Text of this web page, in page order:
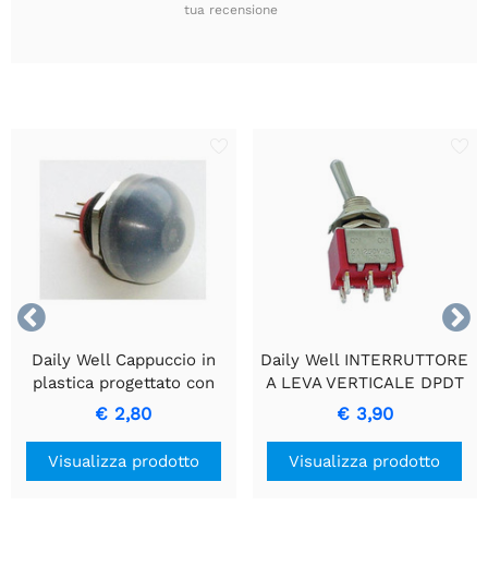
tua recensione


Daily Well Cappuccio in
plastica progettato con
precisione per interruttori
a pulsante in miniatura.
€ 2,80
Visualizza prodotto
Daily Well INTERRUTTORE
A LEVA VERTICALE DPDT
ON-ON
€ 3,90
Visualizza prodotto